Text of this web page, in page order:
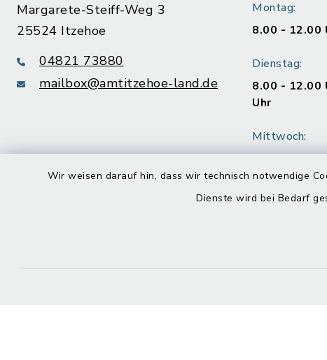
Wir weisen darauf hin, dass wir technisch notwendige
Dienste wird bei Bedarf
Margarete-Steiff-Weg 3
25524 Itzehoe
04821 73880
mailbox@amtitzehoe-land.de
Montag:
8.00 - 12.00
Dienstag:
8.00 - 12.00
Uhr
Mittwoch:
geschlossen
Donnerstag: